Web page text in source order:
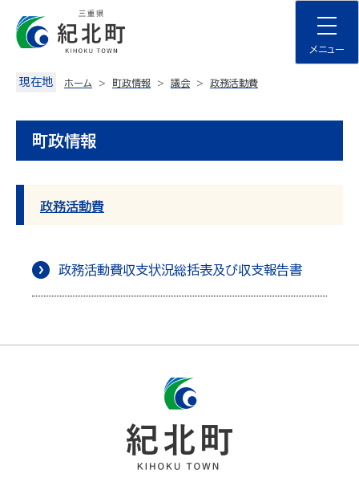
content
メニュー
現在地 ホーム 町政情報 議会 政務活動費
町政情報
政務活動費
政務活動費収支状況総括表及び収支報告書